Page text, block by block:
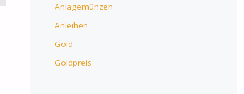
Anlagemünzen
Anleihen
Gold
Goldpreis